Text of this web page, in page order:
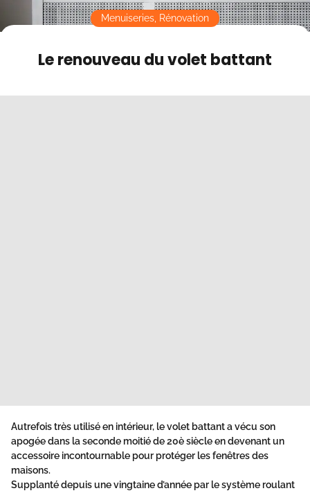
Le renouveau du volet battant
Menuiseries Rénovation
Autrefois très utilisé en intérieur, le volet battant a vécu son
apogée dans la seconde moitié de 20è siècle en devenant un
accessoire incontournable pour protéger les fenêtres des
maisons.
Supplanté depuis une vingtaine d’année par le système roulant